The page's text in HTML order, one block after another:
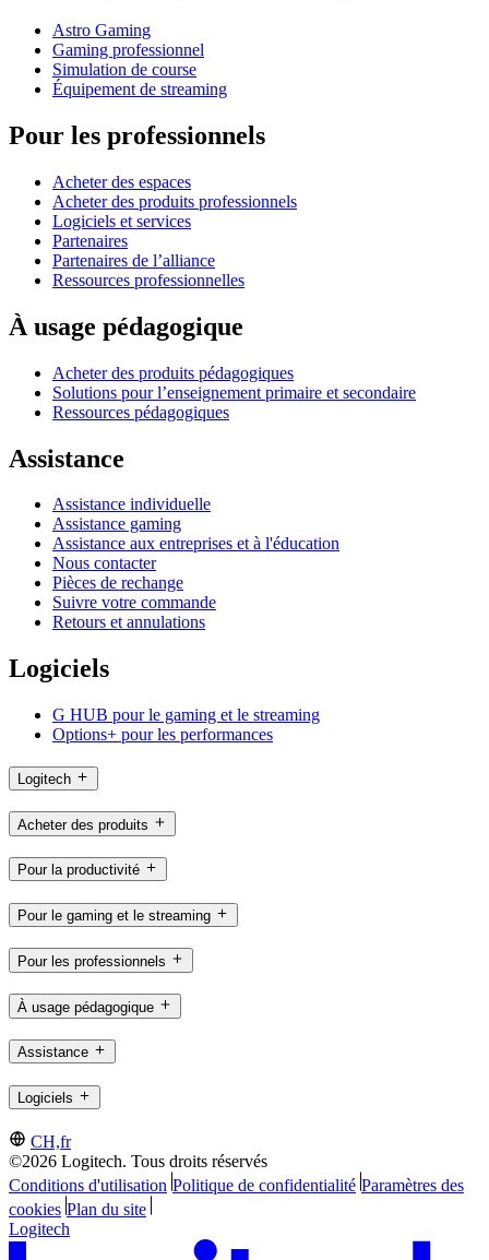
Astro Gaming
Gaming professionnel
Simulation de course
Équipement de streaming
Pour les professionnels
Acheter des espaces
Acheter des produits professionnels
Logiciels et services
Partenaires
Partenaires de l’alliance
Ressources professionnelles
À usage pédagogique
Acheter des produits pédagogiques
Solutions pour l’enseignement primaire et secondaire
Ressources pédagogiques
Assistance
Assistance individuelle
Assistance gaming
Assistance aux entreprises et à l'éducation
Nous contacter
Pièces de rechange
Suivre votre commande
Retours et annulations
Logiciels
G HUB pour le gaming et le streaming
Options+ pour les performances
Logitech
Acheter des produits
Pour la productivité
Pour le gaming et le streaming
Pour les professionnels
À usage pédagogique
Assistance
Logiciels
CH,fr
©2026 Logitech. Tous droits réservés
Conditions d'utilisation Politique de confidentialité Paramètres des
cookies Plan du site
Logitech